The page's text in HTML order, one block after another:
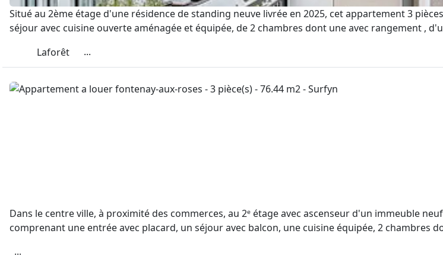
Situé au 2ème étage d'une résidence de standing neuve livrée en 2025, cet appartement 3
séjour avec cuisine ouverte aménagée et équipée, de 2 chambres dont une avec rangement ,
Laforêt
...
Dans le centre ville, à proximité des commerces, au 2ᵉ étage avec ascenseur d'un immeuble
comprenant une entrée avec placard, un séjour avec balcon, une cuisine équipée, 2 chambres
...